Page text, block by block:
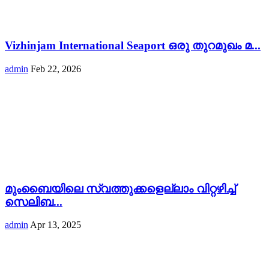
Vizhinjam International Seaport ഒരു തുറമുഖം മ...
admin Feb 22, 2026
മുംബൈയിലെ സ്വത്തുക്കളെല്ലാം വിറ്റഴിച്ച്
സെലിബ...
admin Apr 13, 2025